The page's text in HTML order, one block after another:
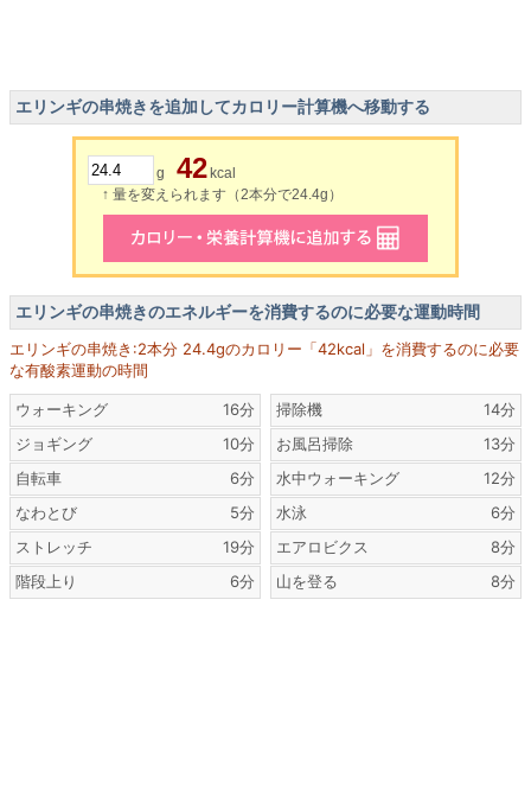
エリンギの串焼きを追加してカロリー計算機へ移動する
g 42 kcal
↑ 量を変えられます（2本分で24.4g）
エリンギの串焼きのエネルギーを消費するのに必要な運動時間
エリンギの串焼き:2本分 24.4gのカロリー「42kcal」を消費するのに必要
な有酸素運動の時間
ウォーキング
16分
ジョギング
10分
自転車
6分
なわとび
5分
ストレッチ
19分
階段上り
6分
掃除機
14分
お風呂掃除
13分
水中ウォーキング
12分
水泳
6分
エアロビクス
8分
山を登る
8分